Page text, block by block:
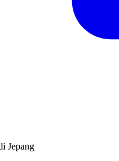
Jepang